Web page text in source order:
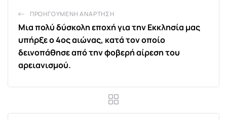
ΠΡΟΗΓΟΎΜΕΝΗ ΑΝΆΡΤΗΣΗ
Μια πολύ δύσκολη εποχή για την Εκκλησία μας
υπήρξε ο 4ος αιώνας, κατά τον οποίο
δεινοπάθησε από την φοβερή αίρεση του
αρειανισμού.